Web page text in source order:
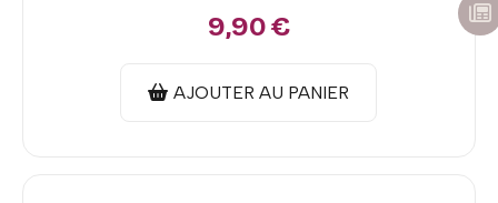
9,90€
AJOUTER AU PANIER